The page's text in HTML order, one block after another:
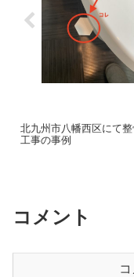
北九州市八幡西区にて
工事の事例
コメント